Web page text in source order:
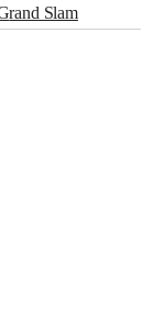
Grand Slam